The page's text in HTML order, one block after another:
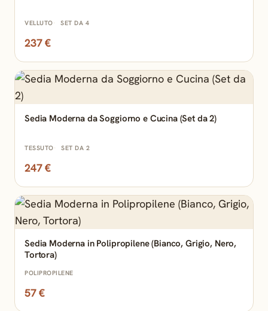
VELLUTO SET DA 4
237 €
Sedia Moderna da Soggiorno e Cucina (Set da 2)
TESSUTO SET DA 2
247 €
Sedia Moderna in Polipropilene (Bianco, Grigio, Nero,
Tortora)
POLIPROPILENE
57 €